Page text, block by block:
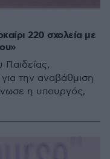
220 σχολεία με
Παιδείας,
την αναβάθμιση
η υπουργός,